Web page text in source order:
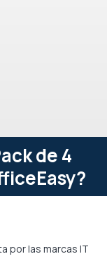
de 4
por las marcas IT